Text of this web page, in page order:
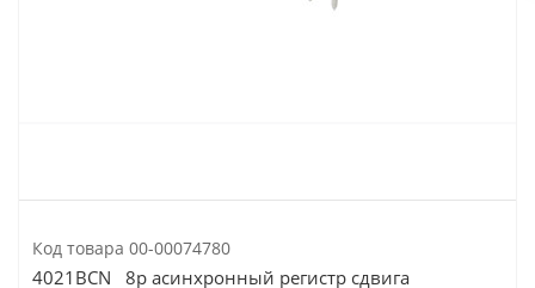
Код товара 00-00074780
4021BCN 8р асинхронный регистр сдвига